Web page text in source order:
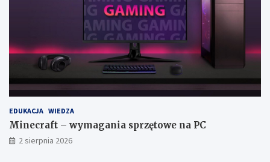
EDUKACJA WIEDZA
Minecraft – wymagania sprzętowe na PC
2 sierpnia 2026